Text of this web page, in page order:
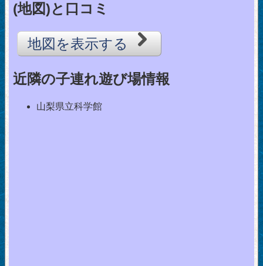
(地図)と口コミ
地図を表示する
近隣の子連れ遊び場情報
山梨県立科学館